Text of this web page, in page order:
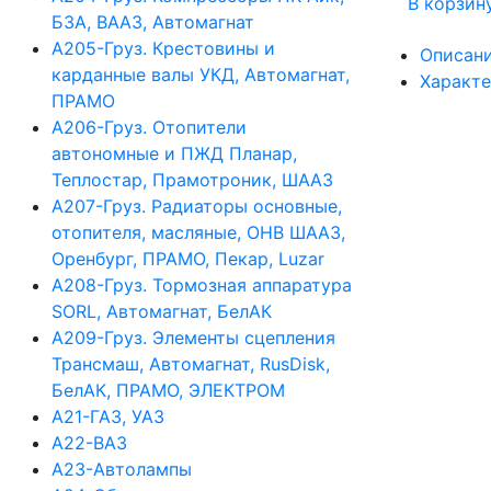
БЗА, ВААЗ, Автомагнат
А205-Груз. Крестовины и
карданные валы УКД, Автомагнат,
ПРАМО
А206-Груз. Отопители
автономные и ПЖД Планар,
Теплостар, Прамотроник, ШААЗ
А207-Груз. Радиаторы основные,
отопителя, масляные, ОНВ ШААЗ,
Оренбург, ПРАМО, Пекар, Luzar
А208-Груз. Тормозная аппаратура
SORL, Автомагнат, БелАК
А209-Груз. Элементы сцепления
Трансмаш, Автомагнат, RusDisk,
БелАК, ПРАМО, ЭЛЕКТРОМ
А21-ГАЗ, УАЗ
А22-ВАЗ
А23-Автолампы